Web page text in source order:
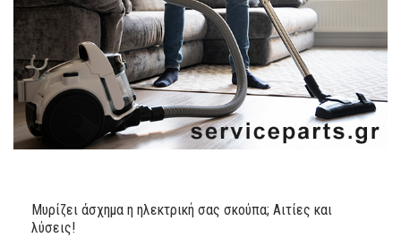
Μυρίζει άσχημα η ηλεκτρική σας σκούπα; Αιτίες και
λύσεις!